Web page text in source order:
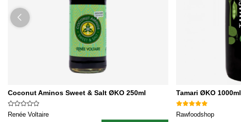
Coconut Aminos Sweet & Salt ØKO 250ml
Renée Voltaire
Tamari ØKO 1000ml
Rawfoodshop